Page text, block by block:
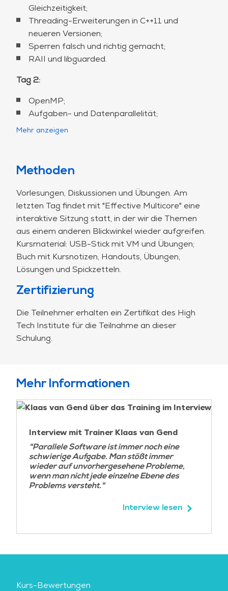
Gleichzeitigkeit;
Threading-Erweiterungen in C++11 und
neueren Versionen;
Sperren falsch und richtig gemacht;
RAII und libguarded.
Tag 2:
OpenMP;
Aufgaben- und Datenparallelität;
Wie Sie Gleichzeitigkeitsgelegenheiten
Wie Sie Parallelitätsblocker und
Datenverfälscher erkennen und beseitigen
können;
Anti-Parallelitäts-Muster.
Tag 3:
Vektorisierung verwenden;
Threadsicheres API-Design;
Threading-Bibliotheken;
zwei größere unterstützende Übungen.
Mehr anzeigen
Methoden
Vorlesungen, Diskussionen und Übungen. Am
letzten Tag findet mit "Effective Multicore" eine
interaktive Sitzung statt, in der wir die Themen
aus einem anderen Blickwinkel wieder aufgreifen.
Kursmaterial: USB-Stick mit VM und Übungen;
Buch mit Kursnotizen, Handouts, Übungen,
Lösungen und Spickzetteln.
Zertifizierung
Die Teilnehmer erhalten ein Zertifikat des High
Tech Institute für die Teilnahme an dieser
Schulung.
Mehr Informationen
Interview mit Trainer Klaas van Gend
"Parallele Software ist immer noch eine
schwierige Aufgabe. Man stößt immer
wieder auf unvorhergesehene Probleme,
wenn man nicht jede einzelne Ebene des
Problems versteht."
Interview lesen
Kurs-Bewertungen